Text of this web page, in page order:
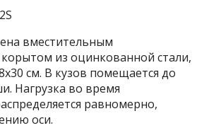
вместительным
из оцинкованной стали,
см. В кузов помещается до
Нагрузка во время
равномерно,
оси.